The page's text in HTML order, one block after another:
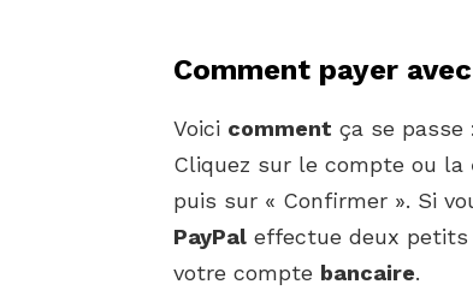
Comment payer
Voici comment ça se passe
Cliquez sur le compte ou la
puis sur « Confirmer ». Si
PayPal effectue deux petits
votre compte bancaire.